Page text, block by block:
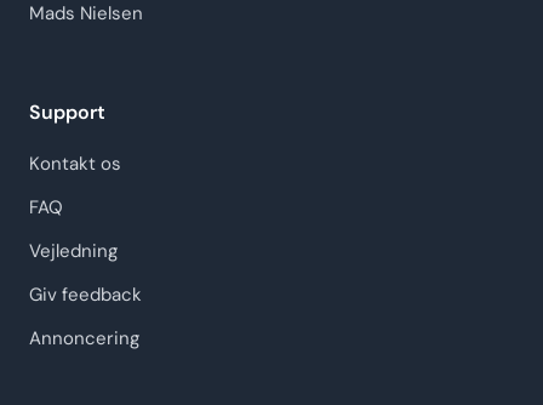
Mads Nielsen
Support
Kontakt os
FAQ
Vejledning
Giv feedback
Annoncering